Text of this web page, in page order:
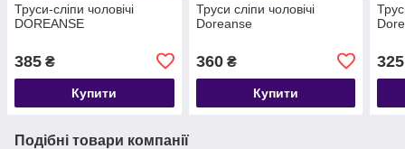
Труси-сліпи чоловічі
DOREANSE
385 ₴
Купити
Труси сліпи чоловічі
Doreanse
360₴
Купити
325
Подібні товари компанії